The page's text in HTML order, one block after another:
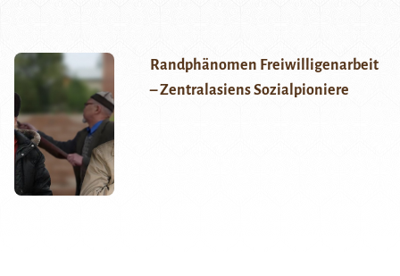
Randphänomen Freiwilligenarbeit
– Zentralasiens Sozialpioniere